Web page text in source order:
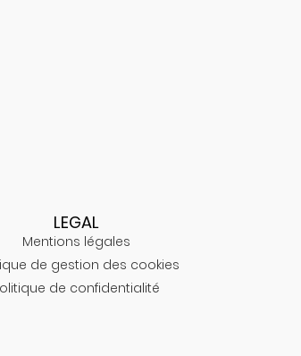
LEGAL
Mentions légales
de gestion des cookies
de confidentialité